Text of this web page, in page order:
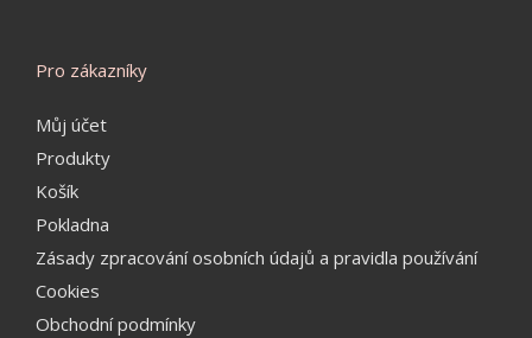
Pro zákazníky
Můj účet
Produkty
Košík
Pokladna
Zásady zpracování osobních údajů a pravidla používání
Cookies
Obchodní podmínky